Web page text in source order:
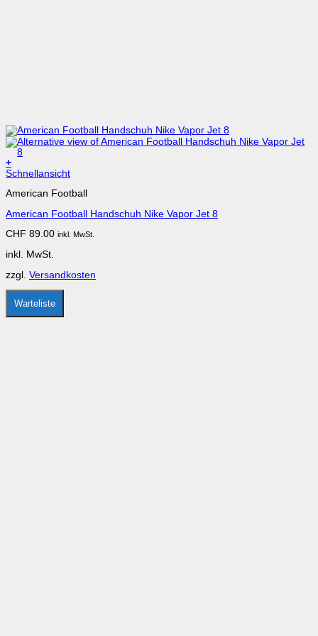
+
Dieses
weist
Varianten
Die
können
der
Produktseite
gewählt
Schnellansicht
American Football
American Football Handschuh Nike Vapor Jet 8
CHF 89.00 inkl. MwSt.
inkl. MwSt.
zzgl. Versandkosten
Warteliste